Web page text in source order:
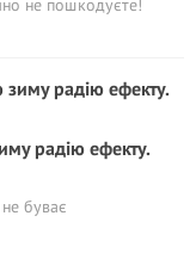
не пошкодуєте!
радію ефекту.
буває